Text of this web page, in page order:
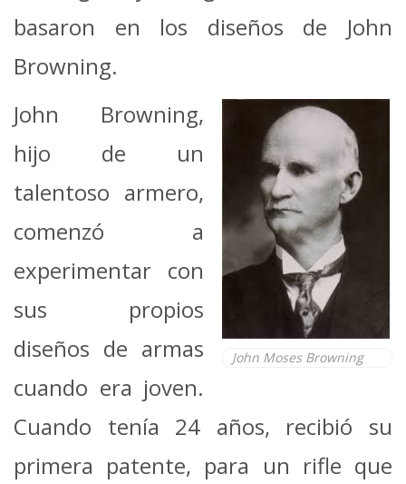
basaron en los diseños de John
Browning.
John Moses Browning
John Browning,
hijo de un
talentoso armero,
comenzó a
experimentar con
sus propios
diseños de armas
cuando era joven.
Cuando tenía 24 años, recibió su
primera patente, para un rifle que